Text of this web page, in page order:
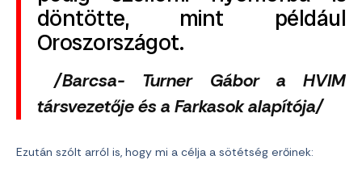
döntötte, mint például
Oroszországot.
/Barcsa- Turner Gábor a HVIM
társvezetője és a Farkasok alapítója/
Ezután szólt arról is, hogy mi a célja a sötétség erőinek: